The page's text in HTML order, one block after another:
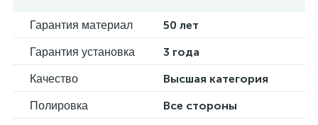
Гарантия материал 50 лет
Гарантия установка 3 года
Качество Высшая категория
Полировка Все стороны